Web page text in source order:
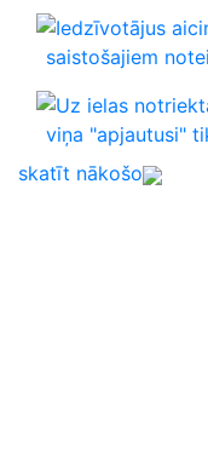
Iedzīvotājus
saistošajiem
Uz ielas
viņa "apjautusi"
skatīt nākošo